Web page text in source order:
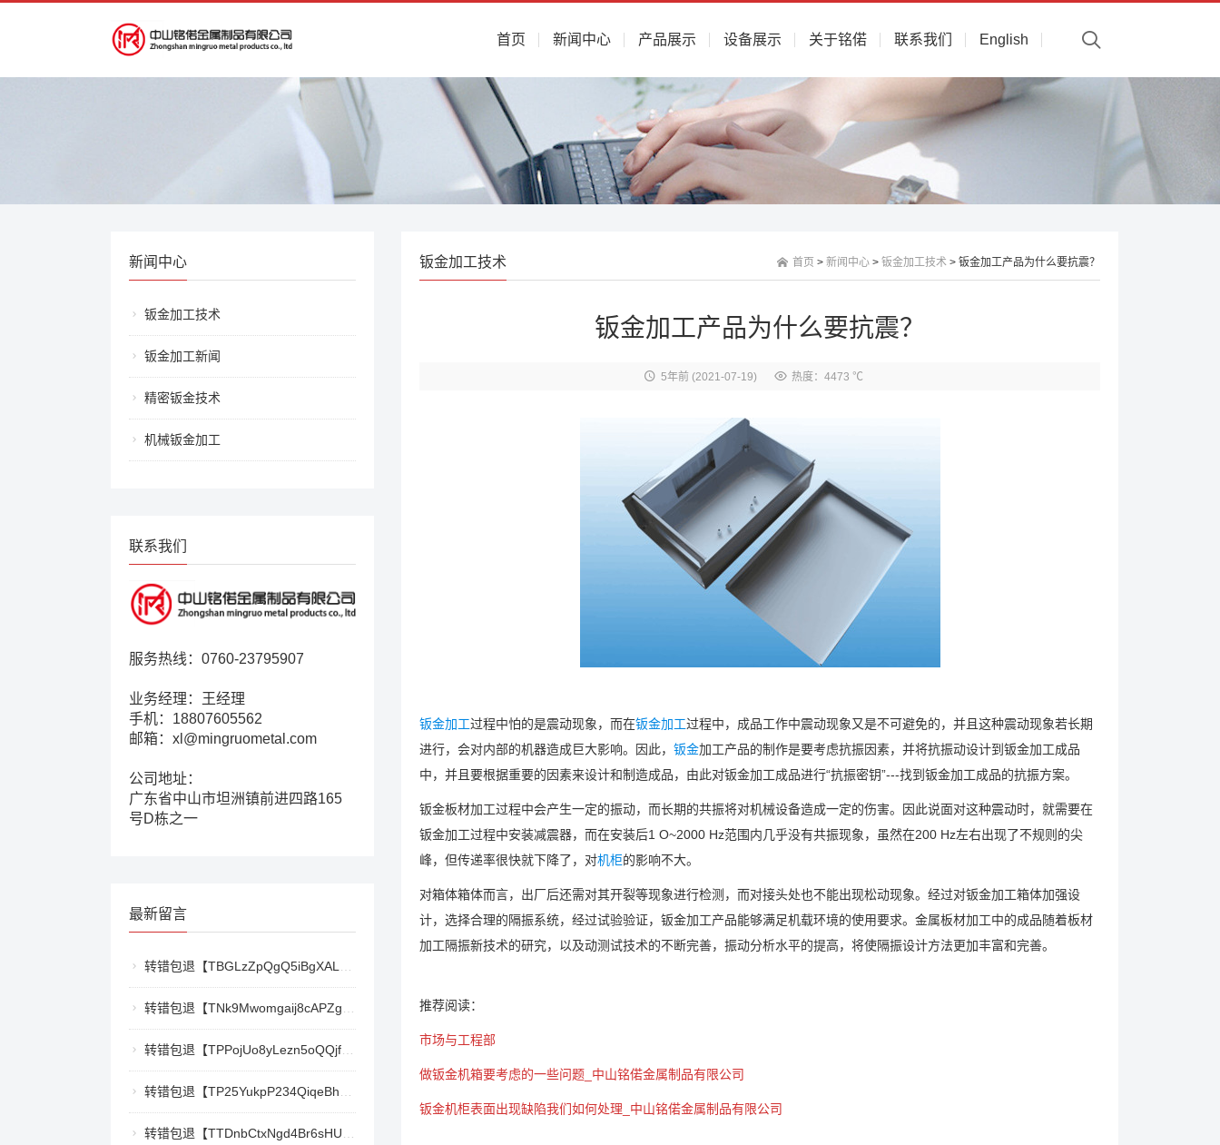
首页 新闻中心 产品展示 设备展示 关于铭偌 联系我们 English
新闻中心
钣金加工技术
钣金加工新闻
精密钣金技术
机械钣金加工
联系我们
服务热线：0760-23795907
业务经理：王经理
手机：18807605562
邮箱：xl@mingruometal.com
公司地址：
广东省中山市坦洲镇前进四路165
号D栋之一
最新留言
转错包退【TBGLzZpQgQ5iBgXALSFLTY1USFGgDAwdFQ】客服TeleGram:【@TrxEm】
转错包退【TNk9Mwomgaij8cAPZgnkZzR1TrYEkCt3nt】客服TeleGram:【@TrxEm】
转错包退【TPPojUo8yLezn5oQQjffqH2cKTCb9oTm8Y】客服TeleGram:【@TrxEm】
转错包退【TP25YukpP234QiqeBhgnmga3NXXmCSY22R】客服TeleGram:【@TrxEm】
转错包退【TTDnbCtxNgd4Br6sHUJ1qnw1mHQywZfbgD】客服TeleGram:【@TrxEm】
钣金加工技术 首页 > 新闻中心 > 钣金加工技术 > 钣金加工产品为什么要抗震？
钣金加工产品为什么要抗震？
5年前(2021-07-19) 热度：4473 ℃
钣金加工过程中怕的是震动现象，而在钣金加工过程中，成品工作中震动现象又是不可避免的，并且这种震动现象若长期
进行，会对内部的机器造成巨大影响。因此， 钣金加工产品的制作是要考虑抗振因素，并将抗振动设计到钣金加工成品
中，并且要根据重要的因素来设计和制造成品，由此对钣金加工成品进行“抗振密钥”---找到钣金加工成品的抗振方案。
钣金板材加工过程中会产生一定的振动，而长期的共振将对机械设备造成一定的伤害。因此说面对这种震动时，就需要在
钣金加工过程中安装减震器，而在安装后1 O~2000 Hz范围内几乎没有共振现象，虽然在200 Hz左右出现了不规则的尖
峰，但传递率很快就下降了，对机柜的影响不大。
对箱体箱体而言，出厂后还需对其开裂等现象进行检测，而对接头处也不能出现松动现象。经过对钣金加工箱体加强设
计，选择合理的隔振系统，经过试验验证，钣金加工产品能够满足机载环境的使用要求。金属板材加工中的成品随着板材
加工隔振新技术的研究，以及动测试技术的不断完善，振动分析水平的提高，将使隔振设计方法更加丰富和完善。
推荐阅读：
市场与工程部
做钣金机箱要考虑的一些问题_中山铭偌金属制品有限公司
钣金机柜表面出现缺陷我们如何处理_中山铭偌金属制品有限公司